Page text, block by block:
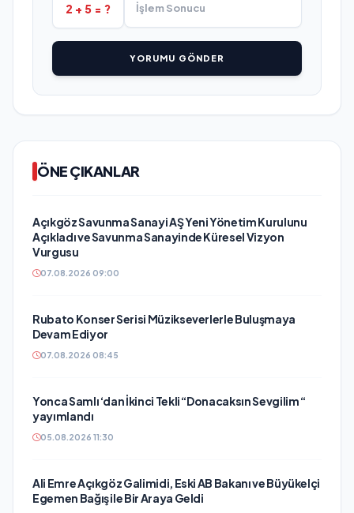
2 + 5 = ?
YORUMU GÖNDER
ÖNE ÇIKANLAR
Açıkgöz Savunma Sanayi AŞ Yeni Yönetim Kurulunu
Açıkladı ve Savunma Sanayinde Küresel Vizyon
Vurgusu
07.08.2026 09:00
Rubato Konser Serisi Müzikseverlerle Buluşmaya
Devam Ediyor
07.08.2026 08:45
Yonca Samlı ‘dan İkinci Tekli “Donacaksın Sevgilim “
yayımlandı
05.08.2026 11:30
Ali Emre Açıkgöz Galimidi, Eski AB Bakanı ve Büyükelçi
Egemen Bağış ile Bir Araya Geldi